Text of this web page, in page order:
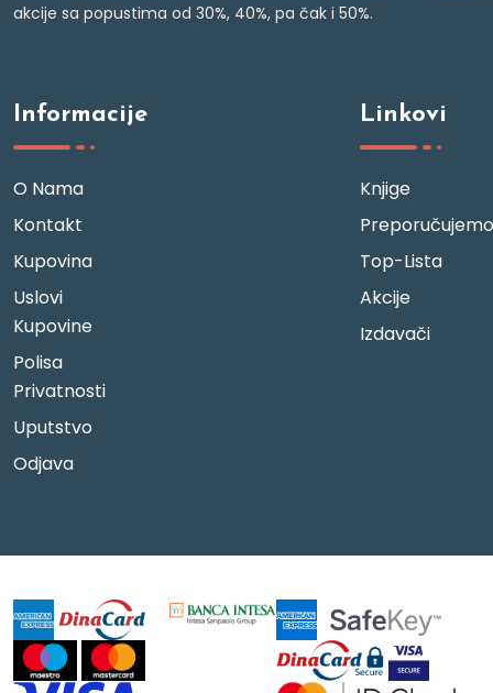
akcije sa popustima od 30%, 40%, pa čak i 50%.
Informacije
O Nama
Kontakt
Kupovina
Uslovi
Kupovine
Polisa
Privatnosti
Uputstvo
Odjava
Linkovi
Knjige
Preporučujemo
Top-Lista
Akcije
Izdavači